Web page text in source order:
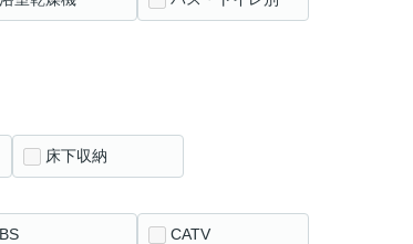
床下収納
BS CATV